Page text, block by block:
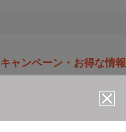
キャンペーン・お得な情報